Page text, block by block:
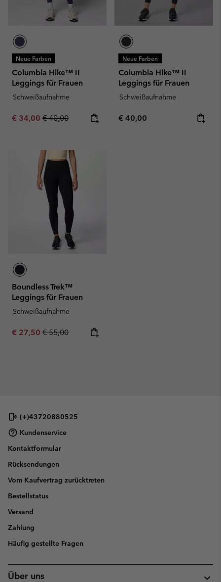
Neue Farben
Columbia Hike™ II
Leggings für Frauen
Schweißaufnahme
Sale price:
€ 34,00 Regular price:
€ 40,00
Neue Farben
Columbia Hike™ II
Leggings für Frauen
Schweißaufnahme
Regular price:
€ 40,00
Boundless Trek™
Leggings für Frauen
Schweißaufnahme
Sale price:
€ 27,50 Regular price:
€ 55,00
(+)43720880525
Kundenservice
Kontaktformular
Rücksendungen
Vom Kaufvertrag zurücktreten
Bestellstatus
Versand
Zahlung
Häufig gestellte Fragen
Über uns